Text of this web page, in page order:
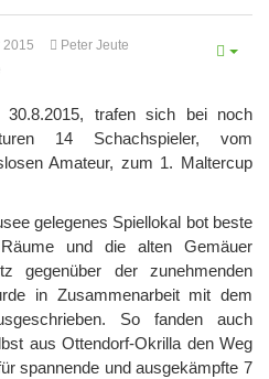
2015
Peter Jeute
trafen sich bei noch
14 Schachspieler, vom
Amateur, zum 1. Maltercup
gelegenes Spiellokal bot beste
und die alten Gemäuer
gegenüber der zunehmenden
in Zusammenarbeit mit dem
So fanden auch
aus Ottendorf-Okrilla den Weg
spannende und ausgekämpfte 7